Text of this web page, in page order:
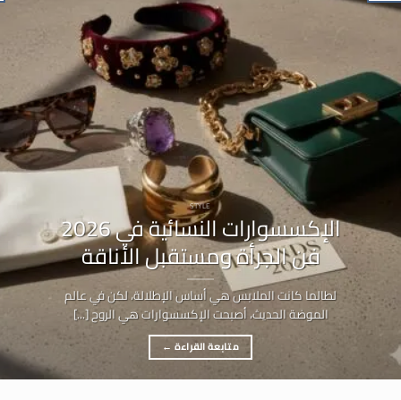
STYLE
الإكسسوارات النسائية في 2026
فن الجرأة ومستقبل الأناقة
لطالما كانت الملابس هي أساس الإطلالة، لكن في عالم
الموضة الحديث، أصبحت الإكسسوارات هي الروح [...]
متابعة القراءة ←